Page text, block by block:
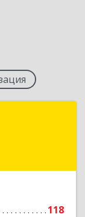
118
Иваново,
Подробнее